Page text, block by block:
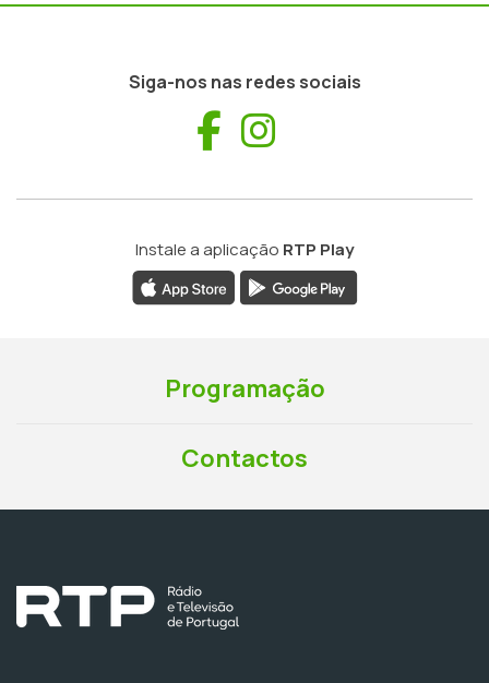
Siga-nos nas redes sociais
Facebook
Instale a aplicação RTP Play
Programação
Contactos